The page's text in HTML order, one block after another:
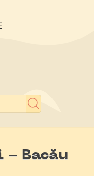
- Bacău